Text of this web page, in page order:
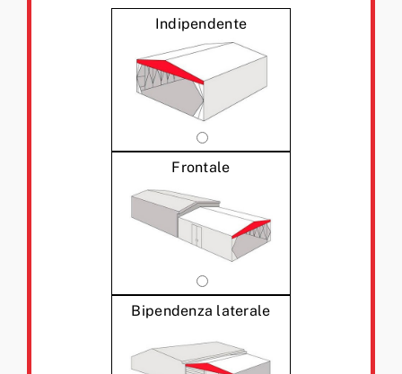
Indipendente
Frontale
Bipendenza laterale